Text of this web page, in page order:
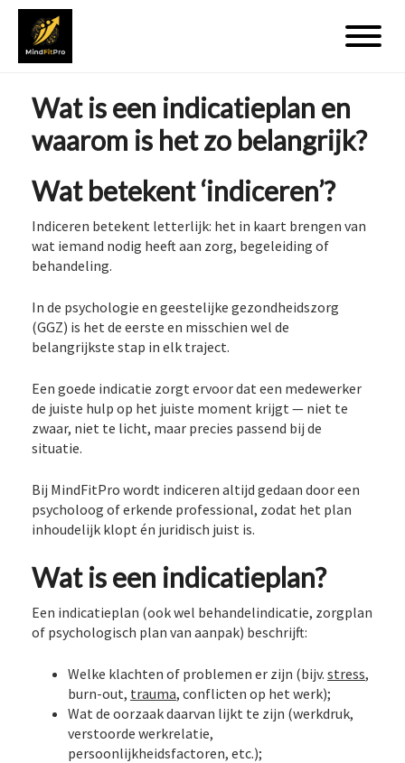
Wat is een indicatieplan en
waarom is het zo belangrijk?
Wat betekent ‘indiceren’?
Indiceren betekent letterlijk: het in kaart brengen van
wat iemand nodig heeft aan zorg, begeleiding of
behandeling.
In de psychologie en geestelijke gezondheidszorg
(GGZ) is het de eerste en misschien wel de
belangrijkste stap in elk traject.
Een goede indicatie zorgt ervoor dat een medewerker
de juiste hulp op het juiste moment krijgt — niet te
zwaar, niet te licht, maar precies passend bij de
situatie.
Bij MindFitPro wordt indiceren altijd gedaan door een
psycholoog of erkende professional, zodat het plan
inhoudelijk klopt én juridisch juist is.
Wat is een indicatieplan?
Een indicatieplan (ook wel behandelindicatie, zorgplan
of psychologisch plan van aanpak) beschrijft:
Welke klachten of problemen er zijn (bijv. stress,
burn-out, trauma, conflicten op het werk);
Wat de oorzaak daarvan lijkt te zijn (werkdruk,
verstoorde werkrelatie,
persoonlijkheidsfactoren, etc.);